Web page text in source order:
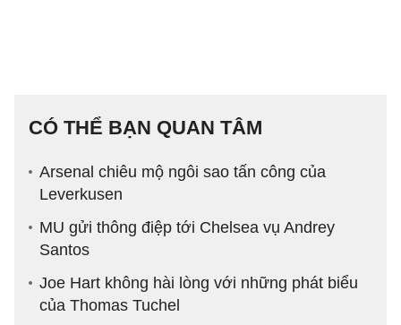
CÓ THỂ BẠN QUAN TÂM
Arsenal chiêu mộ ngôi sao tấn công của
Leverkusen
MU gửi thông điệp tới Chelsea vụ Andrey
Santos
Joe Hart không hài lòng với những phát biểu
của Thomas Tuchel